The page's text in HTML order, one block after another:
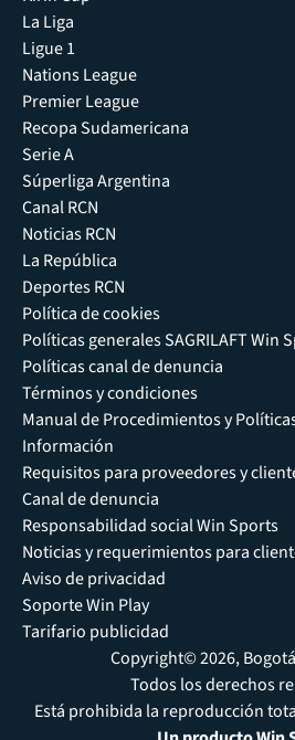
La Liga
Ligue 1
Nations League
Premier League
Recopa Sudamericana
Serie A
Súperliga Argentina
Canal RCN
Noticias RCN
La República
Deportes RCN
Política de cookies
Políticas generales SAGRILAFT Win
Políticas canal de denuncia
Términos y condiciones
Manual de Procedimientos y
Información
Requisitos para proveedores y
Canal de denuncia
Responsabilidad social Win Sports
Noticias y requerimientos para
Aviso de privacidad
Soporte Win Play
Tarifario publicidad
Copyright© 2026,
Todos los derechos
Está prohibida la reproducción